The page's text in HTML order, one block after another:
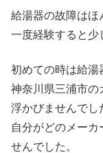
給湯器の故障はほ
一度経験すると少
初めての時は給湯
神奈川県三浦市の
浮かびませんでし
自分がどのメーカ
せんでした。